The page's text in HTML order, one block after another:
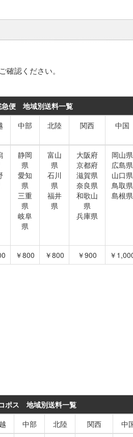
認ください。
急便 地域別送料一覧
中部 北陸 関西 中国
静岡
県
愛知
県
三重
県
岐阜
県
富山
県
石川
県
福井
県
大阪府
京都府
滋賀県
奈良県
和歌山
県
兵庫県
岡山県
広島県
山口県
鳥取県
島根県
￥800 ￥800 ￥900 ￥
ポス 地域別送料一覧
中部 北陸 関西 中